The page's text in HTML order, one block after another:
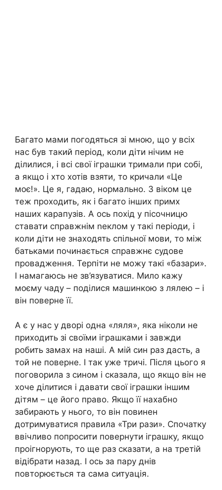
Багато мами погодяться зі мною, що у всіх
нас був такий період, коли діти нічим не
ділилися, і всі свої іграшки тримали при собі,
а якщо і хто хотів взяти, то кричали «Це
моє!». Це я, гадаю, нормально. З віком це
теж проходить, як і багато інших примх
наших карапузів. А ось похід у пісочницю
ставати справжнім nеклом у такі періоди, і
коли діти не знаходять спільної мови, то між
батьками починається справжнє судове
провадження. Терпіти не можу такі «базари».
І намагаюсь не зв’язуватися. Мило кажу
моєму чаду – поділися машинкою з лялею – і
він поверне її.
А є у нас у дворі одна «ляля», яка ніколи не
приходить зі своїми іграшками і завжди
робить замах на наші. А мій син раз дасть, а
той не поверне. І так уже тричі. Після цього я
поговорила з сином і сказала, що якщо він не
хоче ділитися і давати свої іграшки іншим
дітям – це його право. Якщо її нахабно
забирають у нього, то він повинен
дотримуватися правила «Три рази». Спочатку
ввічливо попросити повернути іграшку, якщо
проігнорують, то ще раз сказати, а на третій
відібрати назад. І ось за пару днів
повторюється та сама ситуація.